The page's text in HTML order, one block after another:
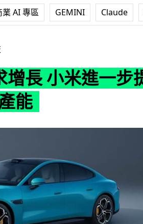
業 AI 專區 GEMINI Claude
增長 小米進一步
能